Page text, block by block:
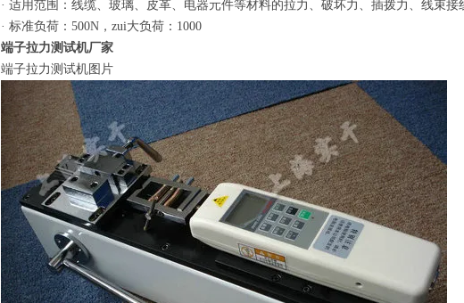
· 适用范围：线缆、玻璃、皮革、电器元件等材料的拉力、破坏力、插拨力、线束接
· 标准负荷：500N，zui大负荷：1000
端子拉力测试机厂家
端子拉力测试机图片